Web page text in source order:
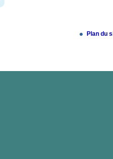
Plan du